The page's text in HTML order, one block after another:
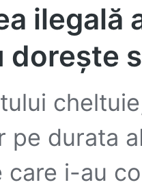
ilegală
dorește
pe durata
care i-au